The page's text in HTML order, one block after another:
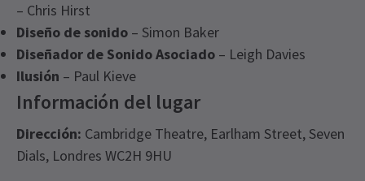
– Chris Hirst
Diseño de sonido – Simon Baker
Diseñador de Sonido Asociado – Leigh Davies
Ilusión – Paul Kieve
Información del lugar
Dirección: Cambridge Theatre, Earlham Street, Seven
Dials, Londres WC2H 9HU